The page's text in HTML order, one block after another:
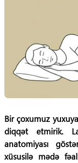
Bir çoxumuz
diqqət etmirik.
anatomiyası
xüsusilə mədə